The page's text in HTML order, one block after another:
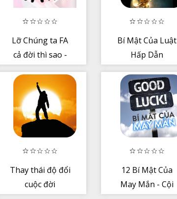
Lỡ Chúng ta FA
cả đời thì sao -
tình
Bí Mật Của Luật
Hấp Dẫn
Thay thái độ đổi
cuộc đời
12 Bí Mật Của
May Mắn - Cội